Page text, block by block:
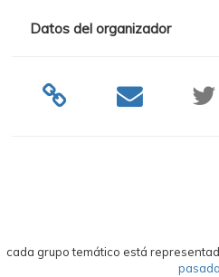
Datos del organizador
cada grupo temático está